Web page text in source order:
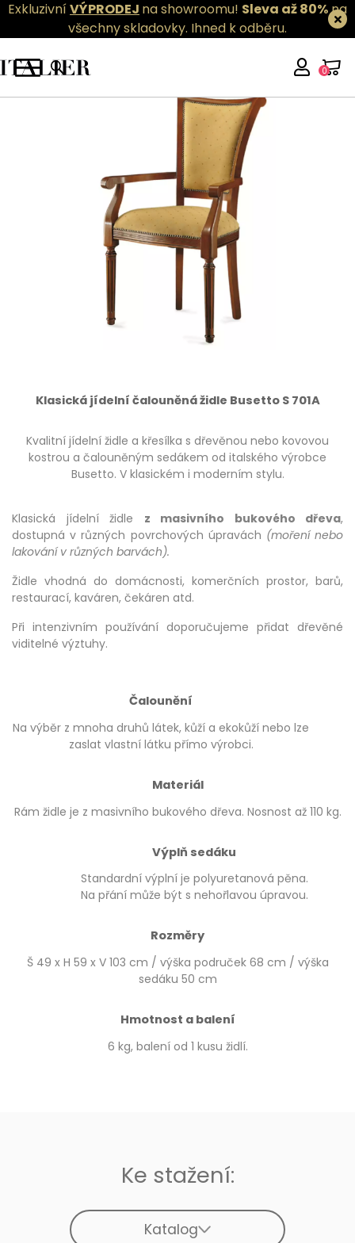
ExkluzivníVÝPRODEJ na showroomu! Sleva až 80%na
všechny skladovky. Ihned k odběru.
0
Klasická jídelní čalouněná židle Busetto S 701A
Kvalitní jídelní židle a křesílka s dřevěnou nebo kovovou
kostrou a čalouněným sedákem od italského výrobce
Busetto. V klasickém i moderním stylu.
Klasická jídelní židle z masivního bukového dřeva,
dostupná v různých povrchových úpravách (moření nebo
lakování v různých barvách).
Židle vhodná do domácnosti, komerčních prostor, barů,
restaurací, kaváren, čekáren atd.
Při intenzivním používání doporučujeme přidat dřevěné
viditelné výztuhy.
Čalounění
Na výběr z mnoha druhů látek, kůží a ekokůží nebo lze
zaslat vlastní látku přímo výrobci.
Materiál
Rám židle je z masivního bukového dřeva. Nosnost až 110 kg.
Výplň sedáku
Standardní výplní je polyuretanová pěna.
Na přání může být s nehořlavou úpravou.
Rozměry
Š 49 x H 59 x V 103 cm / výška područek 68 cm / výška
sedáku 50 cm
Hmotnost a balení
6 kg, balení od 1 kusu židlí.
Ke stažení:
Katalog